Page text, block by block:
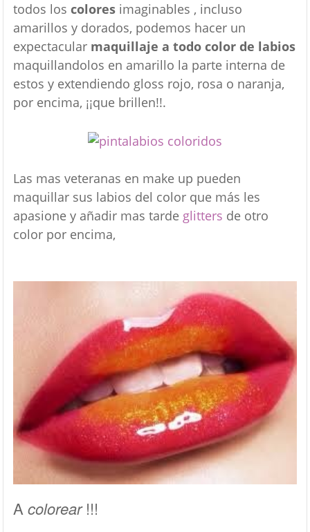
todos los coloresimaginables , incluso
amarillos y dorados, podemos hacer un
expectacular maquillaje a todo color de labios
maquillandolos en amarillo la parte interna de
estos y extendiendo gloss rojo, rosa o naranja,
por encima, ¡¡que brillen!!.
Las mas veteranas en make up pueden
maquillar sus labios del color que más les
apasione y añadir mas tarde glitters de otro
color por encima,
A colorear!!!